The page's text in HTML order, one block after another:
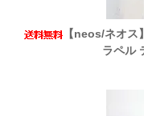
【neos/ネオ
ラペル